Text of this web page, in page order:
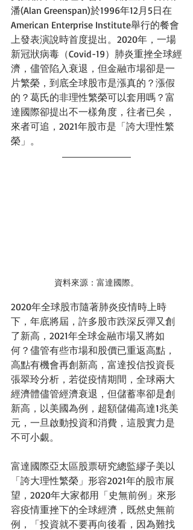
潘(Alan Greenspan)於1996年12月5日在
American Enterprise Institute舉行的餐會
上發表演說時首度提出。2020年，一場
新冠狀病毒（Covid-19）肺炎重挫全球經
濟，儘管陷入衰退，但金融市場卻是一
片繁榮，到底全球股市是漲真的？漲假
的？葛氏的非理性繁榮可以套用嗎？富
達國際卻提出不一樣角度，往者已矣，
來者可追，2021年股市是「誇大理性繁
榮」。
資料來源：富達國際。
2020年全球股市隨著肺炎疫情時上時
下，年底將屆，許多股市跌深反彈又創
了新高，2021年全球金融市場又將如
何？儘管有些市場和股價已重返高點，
高點有機會再創新高，富達投信投資長
張翠玲分析，若從疫情期間，全球兩大
經濟體儘管經濟衰退，但儲蓄率卻是創
新高，以美國為例，超額儲備高達1兆美
元，一旦啟動投資和消費，這股實力是
不可小覷。
富達國際亞太區股票研究總監繆子美以
「誇大理性繁榮」形容2021年的股市展
望，2020年大家都用「史無前例」來形
容疫情重挫下的全球經濟，既然史無前
例，「投資就不要再向後看，因為難找